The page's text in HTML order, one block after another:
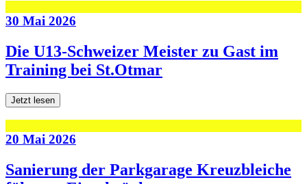
30 Mai 2026
Die U13-Schweizer Meister zu Gast im
Training bei St.Otmar
Jetzt lesen
20 Mai 2026
Sanierung der Parkgarage Kreuzbleiche